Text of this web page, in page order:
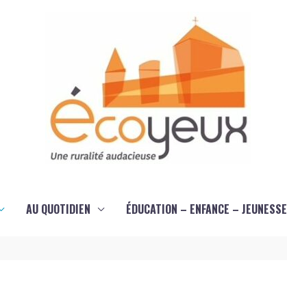
AU QUOTIDIEN ÉDUCATION – ENFANCE – JEUNESSE